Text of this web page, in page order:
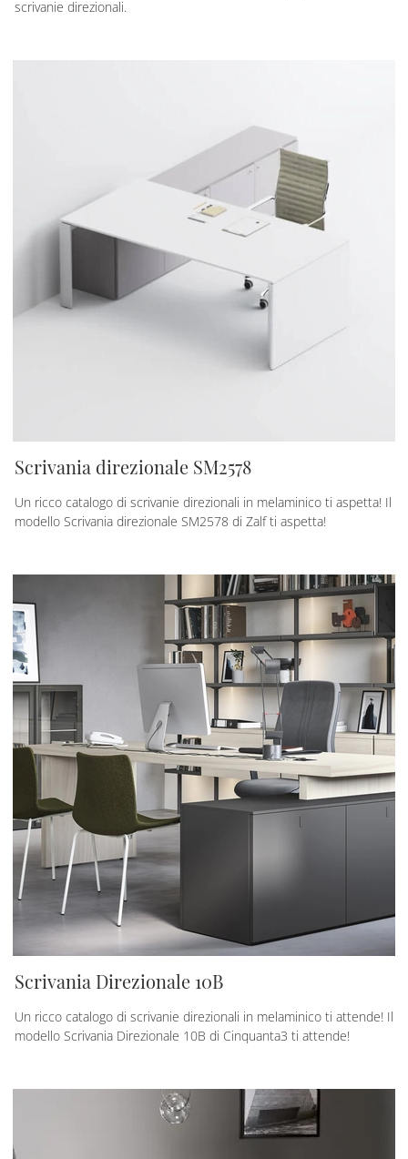
scrivanie direzionali.
Scrivania direzionale SM2578
Un ricco catalogo di scrivanie direzionali in melaminico ti aspetta! Il
modello Scrivania direzionale SM2578 di Zalf ti aspetta!
Scrivania Direzionale 10B
Un ricco catalogo di scrivanie direzionali in melaminico ti attende! Il
modello Scrivania Direzionale 10B di Cinquanta3 ti attende!